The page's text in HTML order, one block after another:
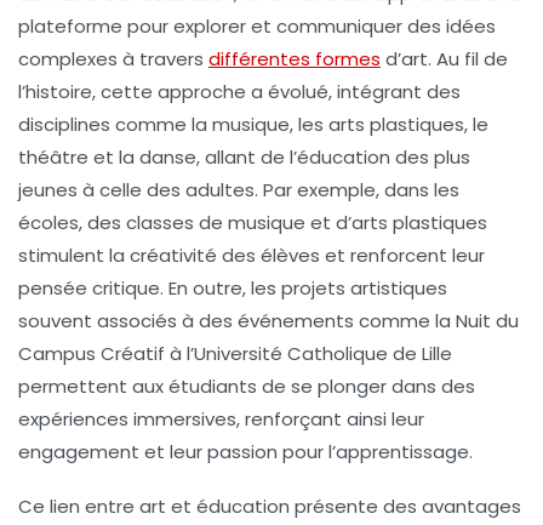
plateforme pour explorer et communiquer des idées
complexes à travers différentes formes d’art. Au fil de
l’histoire, cette approche a évolué, intégrant des
disciplines comme la musique, les arts plastiques, le
théâtre et la danse, allant de l’éducation des plus
jeunes à celle des adultes. Par exemple, dans les
écoles, des classes de musique et d’arts plastiques
stimulent la créativité des élèves et renforcent leur
pensée critique. En outre, les projets artistiques
souvent associés à des événements comme la Nuit du
Campus Créatif à l’Université Catholique de Lille
permettent aux étudiants de se plonger dans des
expériences immersives, renforçant ainsi leur
engagement et leur passion pour l’apprentissage.
Ce lien entre art et éducation présente des avantages